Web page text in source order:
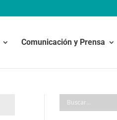
Comunicación y Prensa